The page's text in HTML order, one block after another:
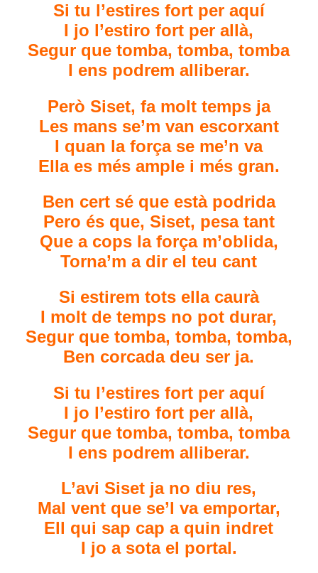
Si tu l’estires fort per aquí
I jo l’estiro fort per allà,
Segur que tomba, tomba, tomba
I ens podrem alliberar.
Però Siset, fa molt temps ja
Les mans se’m van escorxant
I quan la força se me’n va
Ella es més ample i més gran.
Ben cert sé que està podrida
Pero és que, Siset, pesa tant
Que a cops la força m’oblida,
Torna’m a dir el teu cant
Si estirem tots ella caurà
I molt de temps no pot durar,
Segur que tomba, tomba, tomba,
Ben corcada deu ser ja.
Si tu l’estires fort per aquí
I jo l’estiro fort per allà,
Segur que tomba, tomba, tomba
I ens podrem alliberar.
L’avi Siset ja no diu res,
Mal vent que se’l va emportar,
Ell qui sap cap a quin indret
I jo a sota el portal.